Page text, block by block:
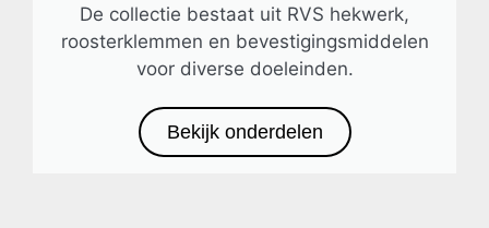
De collectie bestaat uit RVS hekwerk,
roosterklemmen en bevestigingsmiddelen
voor diverse doeleinden.
Bekijk onderdelen